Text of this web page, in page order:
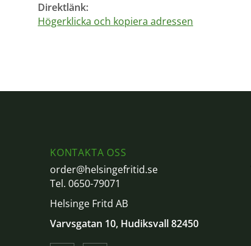
Direktlänk:
Högerklicka och kopiera adressen
KONTAKTA OSS
order@helsingefritid.se
Tel. 0650-79071
Helsinge Fritd AB
Varvsgatan 10, Hudiksvall 82450